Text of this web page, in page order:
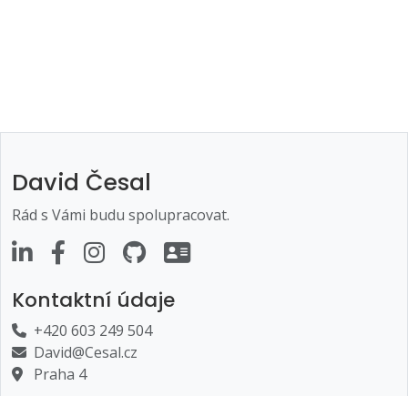
David Česal
Rád s Vámi budu spolupracovat.
Kontaktní údaje
+420 603 249 504
David@Cesal.cz
Praha 4